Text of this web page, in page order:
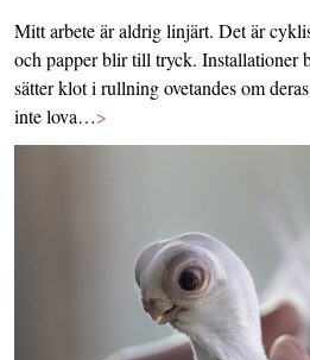
Mitt arbete är aldrig linjärt. Det är
och papper blir till tryck. Installationer
sätter klot i rullning ovetandes om
inte lova…>